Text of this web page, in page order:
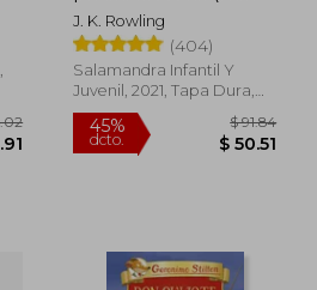
Potter edición
MinaLima 1)
J. K. Rowling
(404)
Salamandra Infantil Y
Juvenil, 2021, Tapa Dura,
Nuevo